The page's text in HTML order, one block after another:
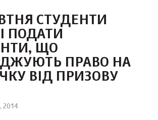
СТУДЕНТИ
ПОДАТИ
ЩО
ПРАВО НА
ВІД ПРИЗОВУ
2014